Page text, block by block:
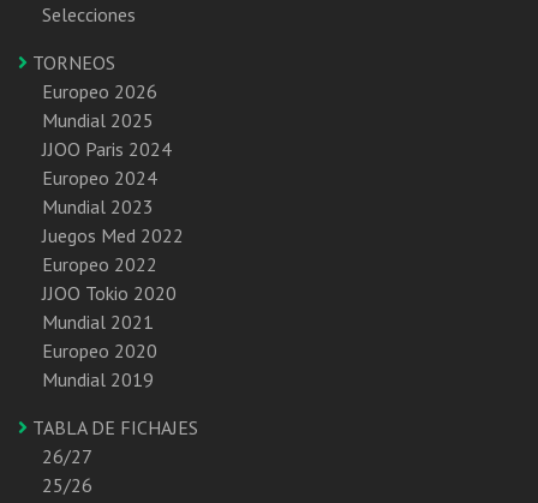
Selecciones
TORNEOS
Europeo 2026
Mundial 2025
JJOO Paris 2024
Europeo 2024
Mundial 2023
Juegos Med 2022
Europeo 2022
JJOO Tokio 2020
Mundial 2021
Europeo 2020
Mundial 2019
TABLA DE FICHAJES
26/27
25/26